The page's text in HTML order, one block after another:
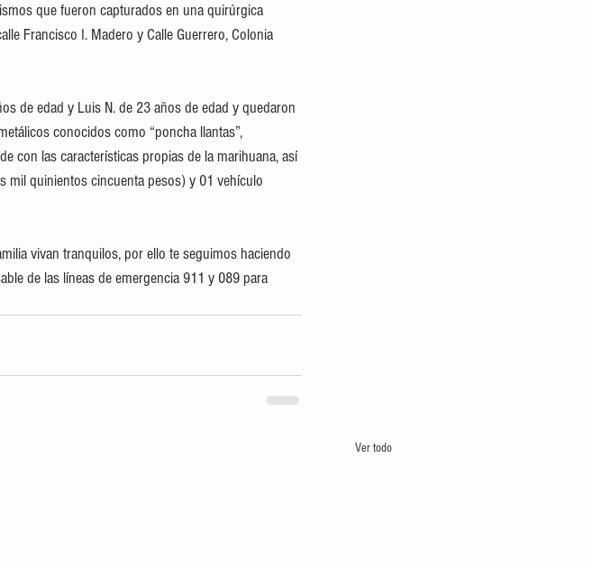
que fueron capturados en una quirúrgica
Francisco I. Madero y Calle Guerrero, Colonia
de edad y Luis N. de 23 años de edad y quedaron
conocidos como “poncha llantas”,
con las características propias de la marihuana, así
mil quinientos cincuenta pesos) y 01 vehículo
vivan tranquilos, por ello te seguimos haciendo
de las líneas de emergencia 911 y 089 para
Ver todo